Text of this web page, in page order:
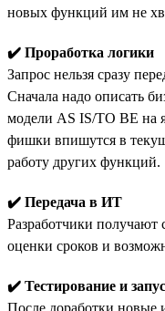
новых функций им не
✔️ Проработка логики
Запрос нельзя сразу
Сначала надо описать
модели AS IS/TO BE на
фишки впишутся в
работу других функций.
✔️ Передача в ИТ
Разработчики получают
оценки сроков и
✔️ Тестирование и
После доработки новые